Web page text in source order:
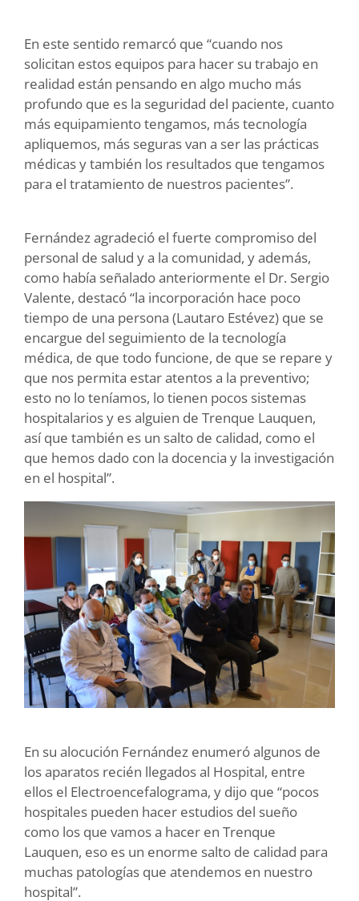
En este sentido remarcó que “cuando nos
solicitan estos equipos para hacer su trabajo en
realidad están pensando en algo mucho más
profundo que es la seguridad del paciente, cuanto
más equipamiento tengamos, más tecnología
apliquemos, más seguras van a ser las prácticas
médicas y también los resultados que tengamos
para el tratamiento de nuestros pacientes”.
Fernández agradeció el fuerte compromiso del
personal de salud y a la comunidad, y además,
como había señalado anteriormente el Dr. Sergio
Valente, destacó “la incorporación hace poco
tiempo de una persona (Lautaro Estévez) que se
encargue del seguimiento de la tecnología
médica, de que todo funcione, de que se repare y
que nos permita estar atentos a la preventivo;
esto no lo teníamos, lo tienen pocos sistemas
hospitalarios y es alguien de Trenque Lauquen,
así que también es un salto de calidad, como el
que hemos dado con la docencia y la investigación
en el hospital”.
En su alocución Fernández enumeró algunos de
los aparatos recién llegados al Hospital, entre
ellos el Electroencefalograma, y dijo que “pocos
hospitales pueden hacer estudios del sueño
como los que vamos a hacer en Trenque
Lauquen, eso es un enorme salto de calidad para
muchas patologías que atendemos en nuestro
hospital”.